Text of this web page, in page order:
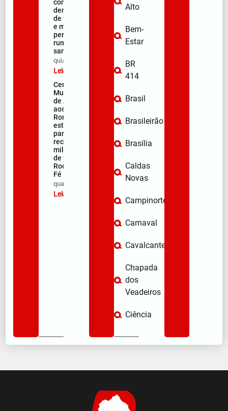
começa com
demonstração
de fé, emoção
e milhares de
peregrinos
rumo ao
santuário
qui/08/2026
Leia mais »
Centro
Municipal
de Apoio
aos
Romeiros
está pronto
para
receber
milhares
de fiéis na
Rodovia da
Fé
qua/08/2026
Leia mais »
Alto
Bem-
Estar
BR
414
Brasil
Brasileirão
Brasília
Caldas
Novas
Campinorte
Carnaval
Cavalcante
Chapada
dos
Veadeiros
Ciência